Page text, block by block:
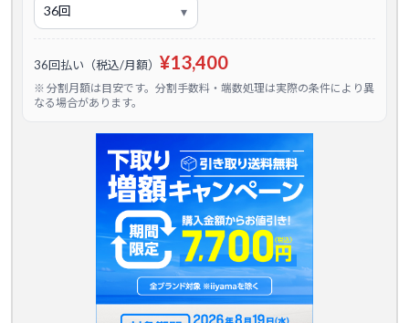
36回払い（税込/月額） ¥13,400
※ 分割月額は目安です。分割手数料・端数処理は実際の条件により異
なる場合があります。